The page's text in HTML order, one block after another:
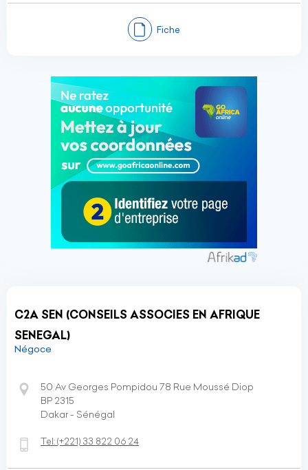
Fiche
C2A SEN (CONSEILS ASSOCIES EN AFRIQUE
SENEGAL)
Négoce
50 Av Georges Pompidou 78 Rue Moussé Diop
BP 2315
Dakar - Sénégal
Tel:(+221) 33 822 06 24